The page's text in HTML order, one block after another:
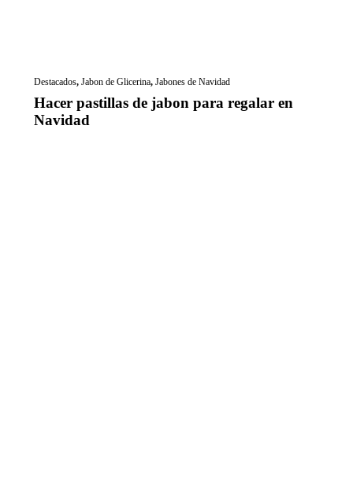
Destacados, Jabon de Glicerina, Jabones de Navidad
Hacer pastillas de jabon para regalar en
Navidad